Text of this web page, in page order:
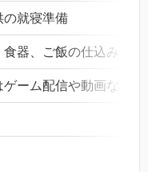
の就寝準備
器、ご飯の仕込み）
ーム配信や動画などの